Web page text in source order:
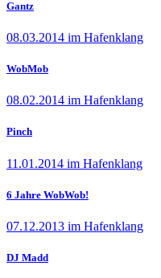
Gantz
08.03.2014 im Hafenklang
WobMob
08.02.2014 im Hafenklang
Pinch
11.01.2014 im Hafenklang
6 Jahre WobWob!
07.12.2013 im Hafenklang
DJ Madd